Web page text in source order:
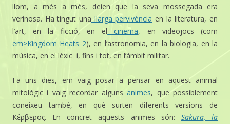
llom, a més a més, deien que la seva mossegada era
verinosa. Ha tingut una llarga pervivència en la literatura, en
l’art, en la ficció, en el cinema, en videojocs (com
em>Kingdom Heats 2), en l’astronomia, en la biologia, en la
música, en el lèxic i, fins i tot, en l’àmbit militar.
Fa uns dies, em vaig posar a pensar en aquest animal
mitològic i vaig recordar algunsanimes, que possiblement
coneixeu també, en què surten diferents versions de
Κέρβερος. En concret aquests animes són: Sakura, la